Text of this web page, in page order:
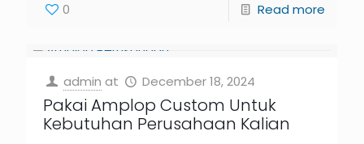
0 Read more
admin at December 18, 2024
Pakai Amplop Custom Untuk
Kebutuhan Perusahaan Kalian